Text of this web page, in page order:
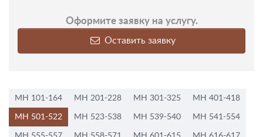
Оформите заявку на услугу.
Оставить заявку
МН 101-164 МН 201-228 МН 301-325 МН 401-418
МН 501-522 МН 523-538 МН 539-540 МН 541-554